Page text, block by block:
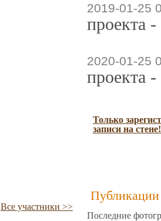
Все участники >>
2019-01-25
проекта
2020-01-25
проекта
Только
записи на стене!
Публикации
Последние